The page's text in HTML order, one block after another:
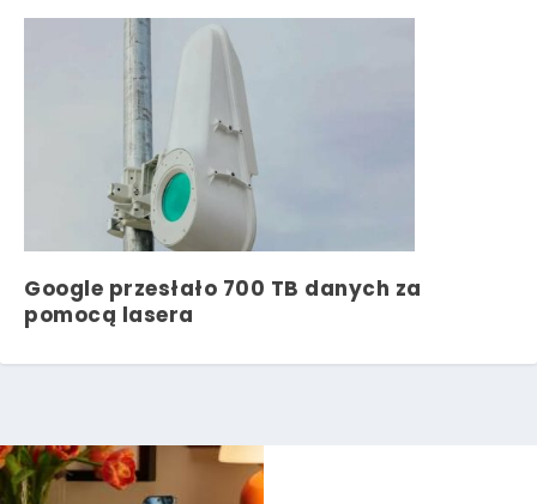
Google przesłało 700 TB danych za
pomocą lasera